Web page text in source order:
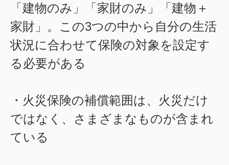
「建物のみ」「家財のみ」「建物＋
家財」。この3つの中から自分の生活
状況に合わせて保険の対象を設定す
る必要がある
・火災保険の補償範囲は、火災だけ
ではなく、さまざまなものが含まれ
ている